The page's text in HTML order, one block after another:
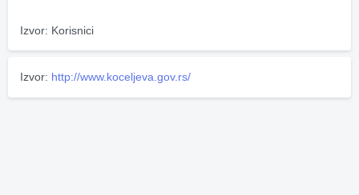
Izvor: Korisnici
Izvor: http://www.koceljeva.gov.rs/